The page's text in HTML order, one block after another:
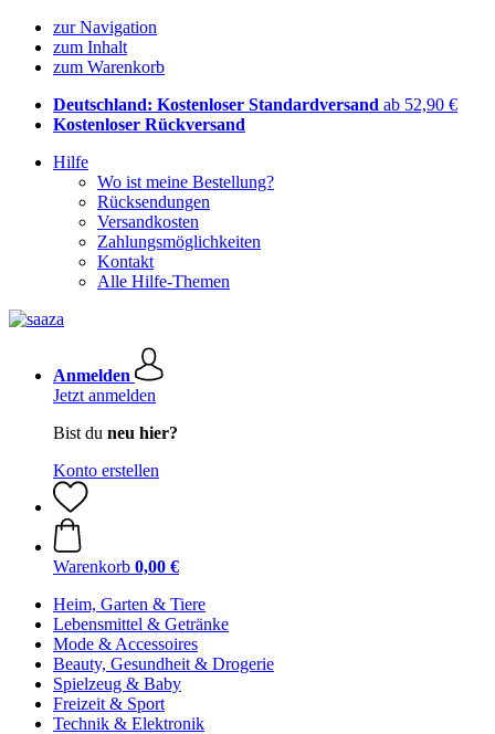
zur Navigation
zum Inhalt
zum Warenkorb
Deutschland: Kostenloser Standardversand ab 52,90 €
Kostenloser Rückversand
Hilfe
Wo ist meine Bestellung?
Rücksendungen
Versandkosten
Zahlungsmöglichkeiten
Kontakt
Alle Hilfe-Themen
Anmelden
Jetzt anmelden
Bist du neu hier?
Konto erstellen
Warenkorb 0,00 €
Heim, Garten & Tiere
Lebensmittel & Getränke
Mode & Accessoires
Beauty, Gesundheit & Drogerie
Spielzeug & Baby
Freizeit & Sport
Technik & Elektronik